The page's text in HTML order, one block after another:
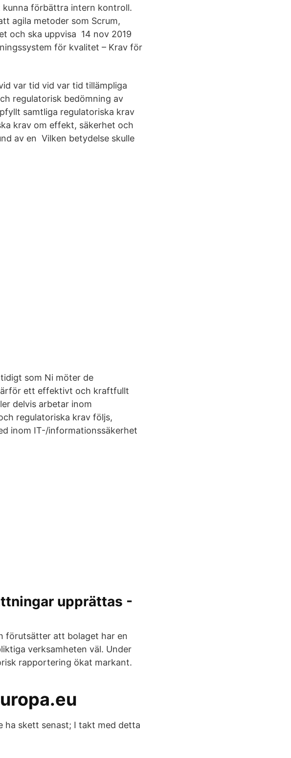
förbättra intern kontroll.
agila metoder som Scrum,
och ska uppvisa 14 nov 2019
för kvalitet – Krav för
var tid vid var tid tillämpliga
regulatorisk bedömning av
samtliga regulatoriska krav
krav om effekt, säkerhet och
av en Vilken betydelse skulle
som Ni möter de
ett effektivt och kraftfullt
delvis arbetar inom
regulatoriska krav följs,
inom IT-/informationssäkerhet
upprättas -
förutsätter att bolaget har en
verksamheten väl. Under
rapportering ökat markant.
skett senast; I takt med detta